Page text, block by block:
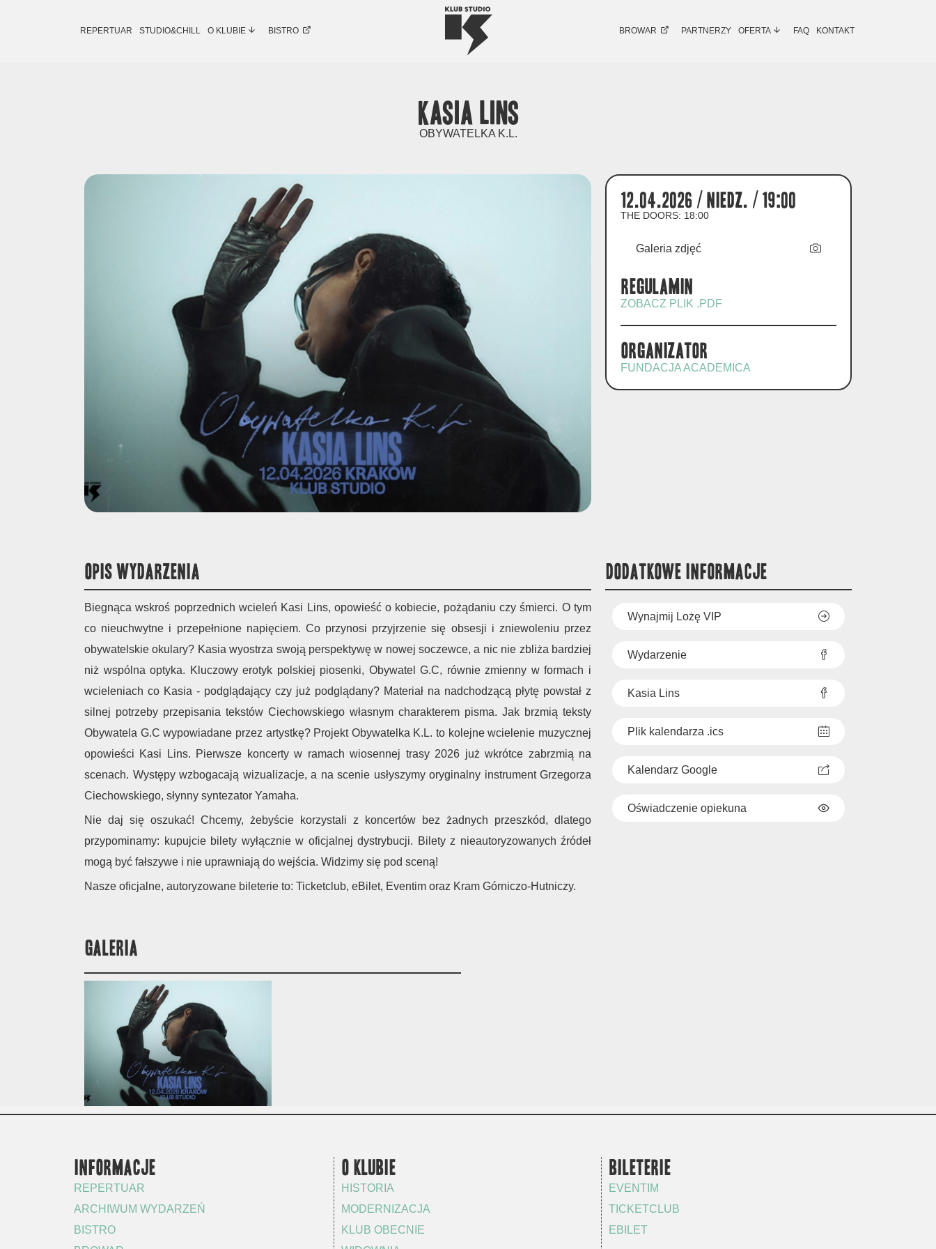
REPERTUAR STUDIO&CHILL O KLUBIE BISTRO BROWAR PARTNERZY OFERTA FAQ KONTAKT
Kasia Lins
OBYWATELKA K.L.
12.04.2026 / niedz. / 19:00
THE DOORS: 18:00
Galeria zdjęć
Regulamin
ZOBACZ PLIK .PDF
Organizator
FUNDACJA ACADEMICA
OPIS WYDARZENIA
Biegnąca wskroś poprzednich wcieleń Kasi Lins, opowieść o kobiecie, pożądaniu czy śmierci. O tym
co nieuchwytne i przepełnione napięciem. Co przynosi przyjrzenie się obsesji i zniewoleniu przez
obywatelskie okulary? Kasia wyostrza swoją perspektywę w nowej soczewce, a nic nie zbliża bardziej
niż wspólna optyka. Kluczowy erotyk polskiej piosenki, Obywatel G.C, równie zmienny w formach i
wcieleniach co Kasia - podglądający czy już podglądany? Materiał na nadchodzącą płytę powstał z
silnej potrzeby przepisania tekstów Ciechowskiego własnym charakterem pisma. Jak brzmią teksty
Obywatela G.C wypowiadane przez artystkę? Projekt Obywatelka K.L. to kolejne wcielenie muzycznej
opowieści Kasi Lins. Pierwsze koncerty w ramach wiosennej trasy 2026 już wkrótce zabrzmią na
scenach. Występy wzbogacają wizualizacje, a na scenie usłyszymy oryginalny instrument Grzegorza
Ciechowskiego, słynny syntezator Yamaha.
Nie daj się oszukać! Chcemy, żebyście korzystali z koncertów bez żadnych przeszkód, dlatego
przypominamy: kupujcie bilety wyłącznie w oficjalnej dystrybucji. Bilety z nieautoryzowanych źródeł
mogą być fałszywe i nie uprawniają do wejścia. Widzimy się pod sceną!
Nasze oficjalne, autoryzowane bileterie to: Ticketclub, eBilet, Eventim oraz Kram Górniczo-Hutniczy.
DODATKOWE INFORMACJE
Wynajmij Lożę VIP
Wydarzenie
Kasia Lins
Plik kalendarza .ics
Kalendarz Google
Oświadczenie opiekuna
GALERIA
INFORMACJE
REPERTUAR
ARCHIWUM WYDARZEŃ
BISTRO
O KLUBIE
HISTORIA
MODERNIZACJA
KLUB OBECNIE
BILETERIE
EVENTIM
TICKETCLUB
EBILET